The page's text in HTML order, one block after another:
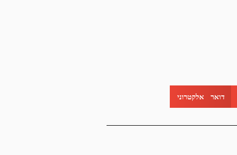
דואר אלקטרוני